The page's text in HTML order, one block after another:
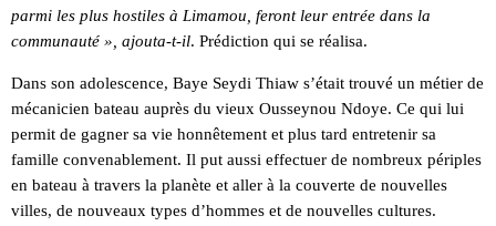
parmi les plus hostiles à Limamou, feront leur entrée dans la
communauté », ajouta-t-il. Prédiction qui se réalisa.
Dans son adolescence, Baye Seydi Thiaw s’était trouvé un métier de
mécanicien bateau auprès du vieux Ousseynou Ndoye. Ce qui lui
permit de gagner sa vie honnêtement et plus tard entretenir sa
famille convenablement. Il put aussi effectuer de nombreux périples
en bateau à travers la planète et aller à la couverte de nouvelles
villes, de nouveaux types d’hommes et de nouvelles cultures.